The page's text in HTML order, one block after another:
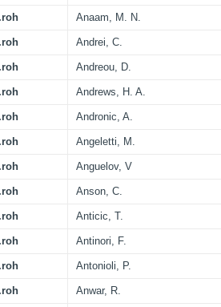
Anaam, M. N.
Andrei, C.
Andreou, D.
Andrews, H. A.
Andronic, A.
Angeletti, M.
Anguelov, V
Anson, C.
Anticic, T.
Antinori, F.
Antonioli, P.
Anwar, R.